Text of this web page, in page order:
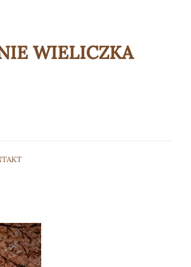
WIELICZKA